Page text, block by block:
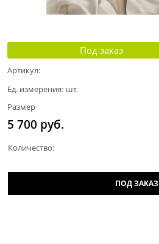
Под заказ
Артикул:
Ед. измерения: шт.
Размер
5 700 руб.
Количество:
ПОД ЗАКАЗ